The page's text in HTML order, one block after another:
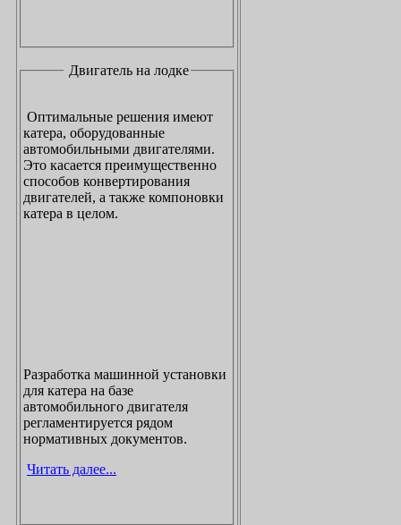
Двигатель на лодке
Оптимальные решения имеют
катера, оборудованные
автомобильными двигателями.
Это касается преимущественно
способов конвертирования
двигателей, а также компоновки
катера в целом.
Разработка машинной установки
для катера на базе
автомобильного двигателя
регламентируется рядом
нормативных документов.
Читать далее...